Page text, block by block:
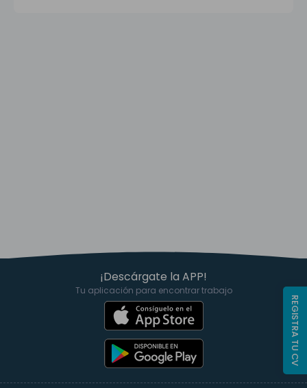
¡Descárgate la APP!
Tu aplicación para encontrar trabajo
REGISTRA TU CV